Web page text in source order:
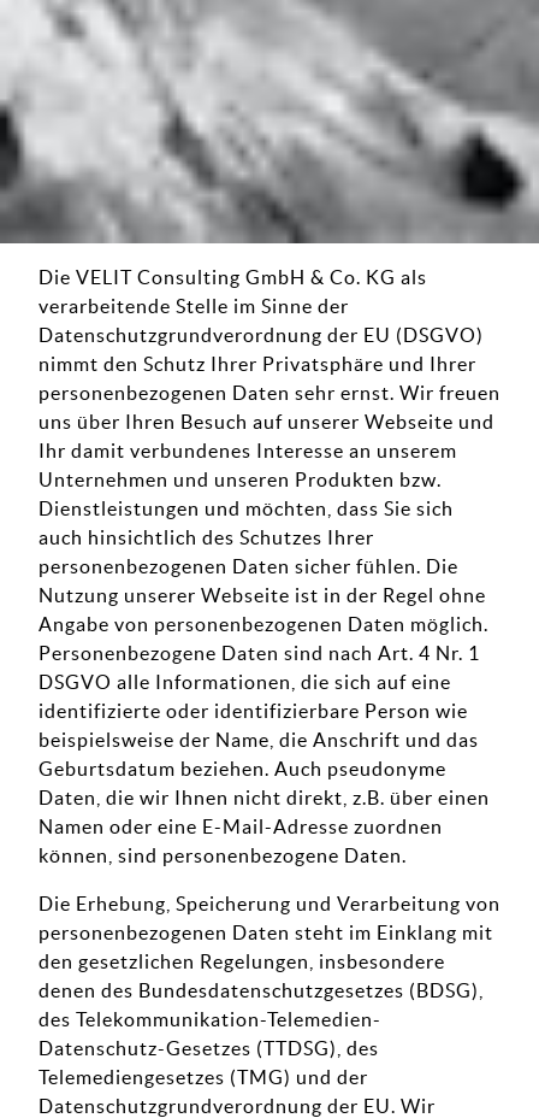
Die VELIT Consulting GmbH & Co. KG als
verarbeitende Stelle im Sinne der
Datenschutzgrundverordnung der EU (DSGVO)
nimmt den Schutz Ihrer Privatsphäre und Ihrer
personenbezogenen Daten sehr ernst. Wir freuen
uns über Ihren Besuch auf unserer Webseite und
Ihr damit verbundenes Interesse an unserem
Unternehmen und unseren Produkten bzw.
Dienstleistungen und möchten, dass Sie sich
auch hinsichtlich des Schutzes Ihrer
personenbezogenen Daten sicher fühlen. Die
Nutzung unserer Webseite ist in der Regel ohne
Angabe von personenbezogenen Daten möglich.
Personenbezogene Daten sind nach Art. 4 Nr. 1
DSGVO alle Informationen, die sich auf eine
identifizierte oder identifizierbare Person wie
beispielsweise der Name, die Anschrift und das
Geburtsdatum beziehen. Auch pseudonyme
Daten, die wir Ihnen nicht direkt, z.B. über einen
Namen oder eine E-Mail-Adresse zuordnen
können, sind personenbezogene Daten.
Die Erhebung, Speicherung und Verarbeitung von
personenbezogenen Daten steht im Einklang mit
den gesetzlichen Regelungen, insbesondere
denen des Bundesdatenschutzgesetzes (BDSG),
des Telekommunikation-Telemedien-
Datenschutz-Gesetzes (TTDSG), des
Telemediengesetzes (TMG) und der
Datenschutzgrundverordnung der EU. Wir